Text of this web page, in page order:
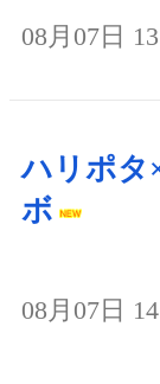
08月07日
ハリポタ
ボ
08月07日